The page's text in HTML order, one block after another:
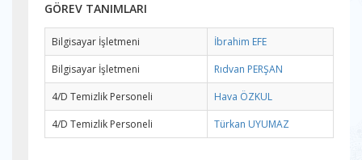
GÖREV TANIMLARI
Bilgisayar İşletmeni
İbrahim EFE
Bilgisayar İşletmeni
Rıdvan PERŞAN
4/D Temizlik Personeli
Hava ÖZKUL
4/D Temizlik Personeli
Türkan UYUMAZ